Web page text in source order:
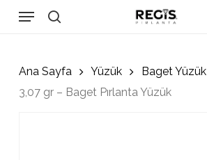
Menu
Ana Sayfa Yüzük Baget Yüzük
3,07 gr – Baget Pırlanta Yüzük